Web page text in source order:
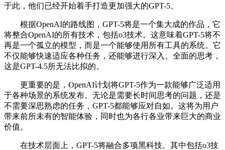
于此，他们已经开始着手打造更加强大的GPT-5。
根据OpenAI的路线图，GPT-5将是一个集大成的作品，它
将整合OpenAI的所有技术，包括o3技术。这意味着GPT-5将不
再是一个孤立的模型，而是一个能够使用所有工具的系统。它
不仅能够快速适应各种任务，还能够进行深入、全面的思考，
这是GPT-4.5所无法比拟的。
更重要的是，OpenAI计划将GPT-5作为一款能够广泛适用
于各种场景的系统发布。无论是需要长时间思考的问题，还是
不需要深思熟虑的任务，GPT-5都能够应对自如。这将为用户
带来前所未有的智能体验，同时也为各行各业带来巨大的商业
价值。
在技术层面上，GPT-5将融合多项黑科技。其中包括o3技